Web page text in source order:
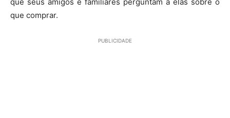
que comprar.
PUBLICIDADE